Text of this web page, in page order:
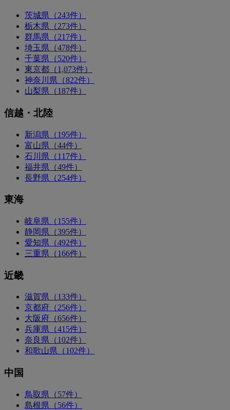
茨城県（243件）
栃木県（273件）
群馬県（217件）
埼玉県（478件）
千葉県（520件）
東京都（1,073件）
神奈川県（822件）
山梨県（187件）
信越・北陸
新潟県（195件）
富山県（44件）
石川県（117件）
福井県（49件）
長野県（254件）
東海
岐阜県（155件）
静岡県（395件）
愛知県（492件）
三重県（166件）
近畿
滋賀県（133件）
京都府（256件）
大阪府（656件）
兵庫県（415件）
奈良県（102件）
和歌山県（102件）
中国
鳥取県（57件）
島根県（56件）